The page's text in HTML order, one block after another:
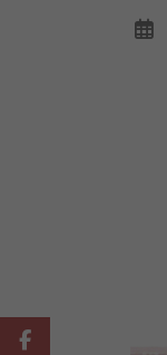
Facebook